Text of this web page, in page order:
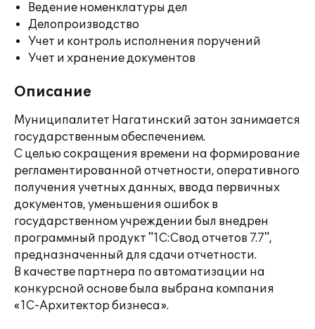
Ведение номенклатуры дел
Делопроизводство
Учет и контроль исполнения поручений
Учет и хранение документов
Описание
Муниципалитет Нагатинский затон занимается
государственным обеспечением.
С целью сокращения времени на формирование
регламентированной отчетности, оперативного
получения учетных данных, ввода первичных
документов, уменьшения ошибок в
государственном учреждении был внедрен
программный продукт "1С:Свод отчетов 7.7",
предназначенный для сдачи отчетности.
В качестве партнера по автоматизации на
конкурсной основе была выбрана компания
«1С-Архитектор бизнеса».